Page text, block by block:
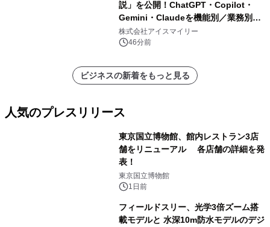
説」を公開！ChatGPT・Copilot・
Gemini・Claudeを機能別／業務別に
比較―自社に合う生成AIの選び方がわ
かる実践ガイド
株式会社アイスマイリー
46分前
ビジネスの新着をもっと見る
人気のプレスリリース
東京国立博物館、館内レストラン3店
舗をリニューアル 各店舗の詳細を発
表！
東京国立博物館
1日前
フィールドスリー、光学3倍ズーム搭
載モデルと 水深10m防水モデルのデジ